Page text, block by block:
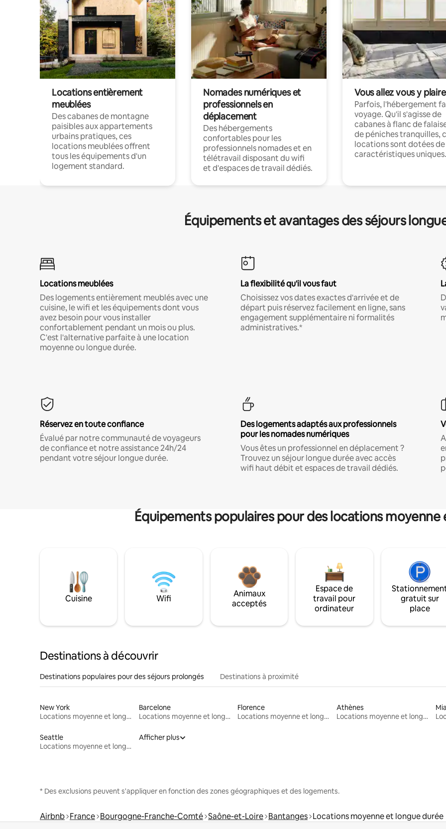
Locations entièrement
meublées
Des cabanes de montagne
paisibles aux appartements
urbains pratiques, ces
locations meublées offrent
tous les équipements d'un
logement standard.
Nomades numériques et
professionnels en
déplacement
Des hébergements
confortables pour les
professionnels nomades et en
télétravail disposant du wifi
et d'espaces de travail dédiés.
Vous allez vous y plaire
Parfois, l'hébergement
voyage. Qu'il s'agisse de
cabanes à flanc de
de péniches tranquilles,
locations sont dotées de
caractéristiques uniques.
Équipements et avantages des séjours
Locations meublées
Des logements entièrement meublés avec une
cuisine, le wifi et les équipements dont vous
avez besoin pour vous installer
confortablement pendant un mois ou plus.
C'est l'alternative parfaite à une location
moyenne ou longue durée.
La flexibilité qu'il vous faut
Choisissez vos dates exactes d'arrivée et de
départ puis réservez facilement en ligne, sans
engagement supplémentaire ni formalités
administratives.*
Réservez en toute confiance
Évalué par notre communauté de voyageurs
de confiance et notre assistance 24h/24
pendant votre séjour longue durée.
Des logements adaptés aux professionnels
pour les nomades numériques
Vous êtes un professionnel en déplacement ?
Trouvez un séjour longue durée avec accès
wifi haut débit et espaces de travail dédiés.
Équipements populaires pour des locations
Cuisine Wifi
Animaux
acceptés
Espace de
travail pour
ordinateur
gratuit sur
place
Destinations à découvrir
Destinations populaires pour des séjours prolongés Destinations à proximité
New York
Locations moyenne et longue durée
Barcelone
Locations moyenne et longue durée
Florence
Locations moyenne et longue durée
Athènes
Locations moyenne et longue durée
Seattle
Locations moyenne et longue durée
Afficher plus
* Des exclusions peuvent s'appliquer en fonction des zones géographiques et des logements.
Airbnb France Bourgogne-Franche-Comté Saône-et-Loire Bantanges Locations moyenne et longue durée